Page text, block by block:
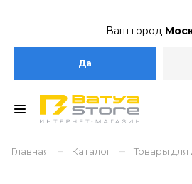
Ваш город
Да
Главная – Каталог – Товары для